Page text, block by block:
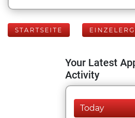
STARTSEITE
Your Latest
Activity
Today